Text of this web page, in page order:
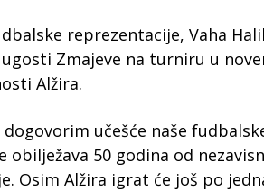
reprezentacije, Vaha
Zmajeve na turniru u
Alžira.
dogovorim učešće naše
obilježava 50 godina od
Osim Alžira igrat će još po